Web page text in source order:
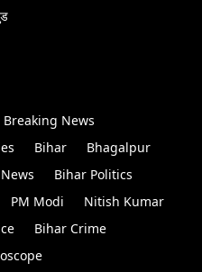
Breaking News
Bihar
Bhagalpur
Bihar Politics
PM Modi
Nitish Kumar
Bihar Crime